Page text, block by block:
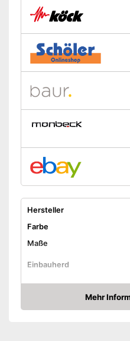
Hersteller
Farbe
Maße
Einbauherd
Ausstattung & Funktionen
Mehr
Amazon